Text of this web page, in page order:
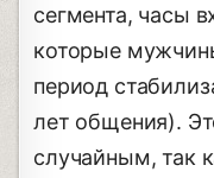
сегмента, часы
которые
период
лет общения).
случайным, так